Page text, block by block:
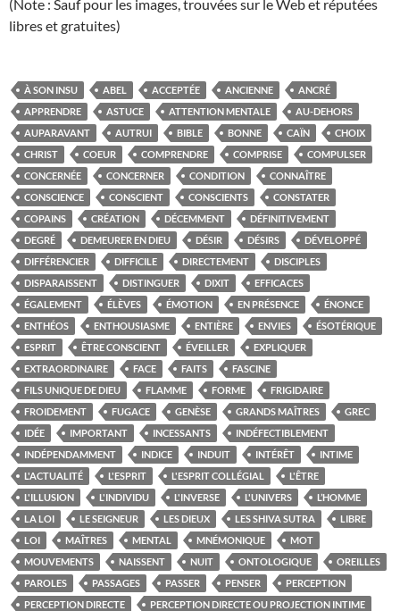
(Note : Sauf pour les images, trouvées sur le Web et réputées
libres et gratuites)
À SON INSU ABEL ACCEPTÉE ANCIENNE
ANCRÉ
APPRENDRE
ASTUCE ATTENTION MENTALE
AU-DEHORS
AUPARAVANT
AUTRUI BIBLE BONNE CAÏN
CHOIX
CHRIST
COEUR COMPRENDRE COMPRISE
COMPULSER
CONCERNÉE
CONCERNER CONDITION
CONNAÎTRE
CONSCIENCE
CONSCIENT CONSCIENTS
CONSTATER
COPAINS
CRÉATION DÉCEMMENT
DÉFINITIVEMENT
DEGRÉ
DEMEURER EN DIEU DÉSIR DÉSIRS
DÉVELOPPÉ
DIFFÉRENCIER
DIFFICILE DIRECTEMENT
DISCIPLES
DISPARAISSENT
DISTINGUER DIXIT
EFFICACES
ÉGALEMENT
ÉLÈVES ÉMOTION EN PRÉSENCE
ÉNONCE
ENTHÉOS
ENTHOUSIASME ENTIÈRE ENVIES
ÉSOTÉRIQUE
ESPRIT
ÊTRE CONSCIENT ÉVEILLER
EXPLIQUER
EXTRAORDINAIRE
FACE FAITS
FASCINE
FILS UNIQUE DE DIEU
FLAMME FORME
FRIGIDAIRE
FROIDEMENT
FUGACE GENÈSE GRANDS MAÎTRES
GREC
IDÉE
IMPORTANT INCESSANTS
INDÉFECTIBLEMENT
INDÉPENDAMMENT
INDICE INDUIT INTÉRÊT
INTIME
L'ACTUALITÉ
L'ESPRIT L'ESPRIT COLLÉGIAL
L'ÊTRE
L'ILLUSION
L'INDIVIDU L'INVERSE L'UNIVERS
L’HOMME
LA LOI
LE SEIGNEUR LES DIEUX LES SHIVA SUTRA
LIBRE
LOI
MAÎTRES MENTAL MNÉMONIQUE
MOT
MOUVEMENTS
NAISSENT NUIT ONTOLOGIQUE
OREILLES
PAROLES
PASSAGES PASSER PENSER
PERCEPTION
PERCEPTION DIRECTE
PERCEPTION DIRECTE OU PROJECTION INTIME